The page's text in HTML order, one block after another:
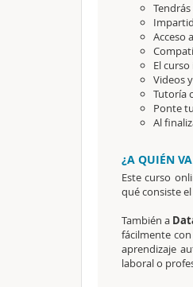
Acceso
El
Videos
Tutoría
Ponte
Al
¿A QUIÉN
Este curso
qué consiste
También a
fácilmente
aprendizaje
laboral o